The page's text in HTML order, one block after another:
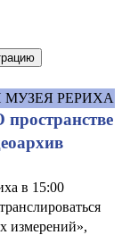
РЕРИХА
в 15:00
измерений»,